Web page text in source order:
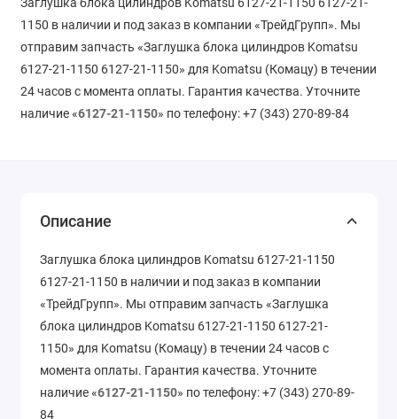
1150 в наличии и под заказ в компании «ТрейдГрупп». Мы
отправим запчасть «Заглушка блока цилиндров Komatsu
6127-21-1150 6127-21-1150» для Komatsu (Комацу) в течении
24 часов с момента оплаты. Гарантия качества. Уточните
наличие «6127-21-1150» по телефону: +7 (343) 270-89-84
Описание
Заглушка блока цилиндров Komatsu 6127-21-1150
6127-21-1150 в наличии и под заказ в компании
«ТрейдГрупп». Мы отправим запчасть «Заглушка
блока цилиндров Komatsu 6127-21-1150 6127-21-
1150» для Komatsu (Комацу) в течении 24 часов с
момента оплаты. Гарантия качества. Уточните
наличие «6127-21-1150» по телефону: +7 (343) 270-89-
84